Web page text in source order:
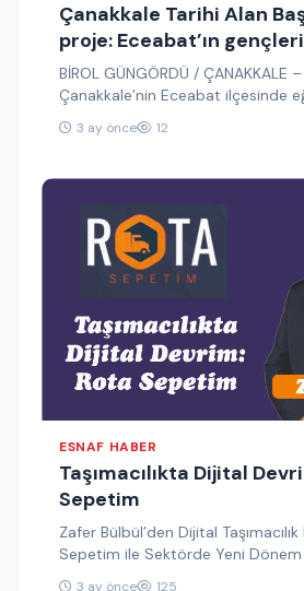
Çanakkale Tarihi Alan
proje: Eceabat’ın
buluşuyor
BİROL GÜNGÖRDÜ / ÇANAKKALE
Çanakkale’nin Eceabat ilçesinde
öğrencilerin, yaşadıkları
daha yakından…
3 ay önce 12
ESNAF HABER
Taşımacılıkta Dijital
Sepetim
Zafer Bülbül’den Dijital
Sepetim ile Sektörde Yeni Dönem
Taşımacılık sektöründe yaklaşık
3 ay önce 125